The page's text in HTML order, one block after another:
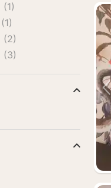
(1)
(1)
(2)
(3)